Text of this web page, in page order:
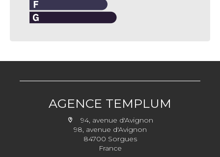
AGENCE TEMPLUM
94, avenue d'Avignon
98, avenue d'Avignon
84700 Sorgues
France